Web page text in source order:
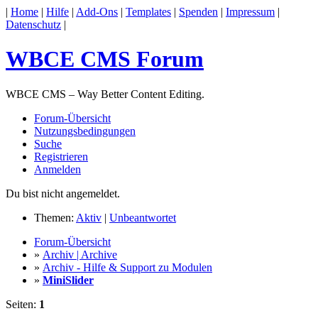
| Home | Hilfe | Add-Ons | Templates | Spenden | Impressum |
Datenschutz |
WBCE CMS Forum
WBCE CMS – Way Better Content Editing.
Forum-Übersicht
Nutzungsbedingungen
Suche
Registrieren
Anmelden
Du bist nicht angemeldet.
Themen: Aktiv | Unbeantwortet
Forum-Übersicht
» Archiv | Archive
» Archiv - Hilfe & Support zu Modulen
» MiniSlider
Seiten: 1